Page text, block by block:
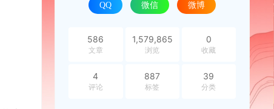
QQ 微信 微博
586
文章
1,579,865
浏览
0
收藏
4
评论
887
标签
39
分类